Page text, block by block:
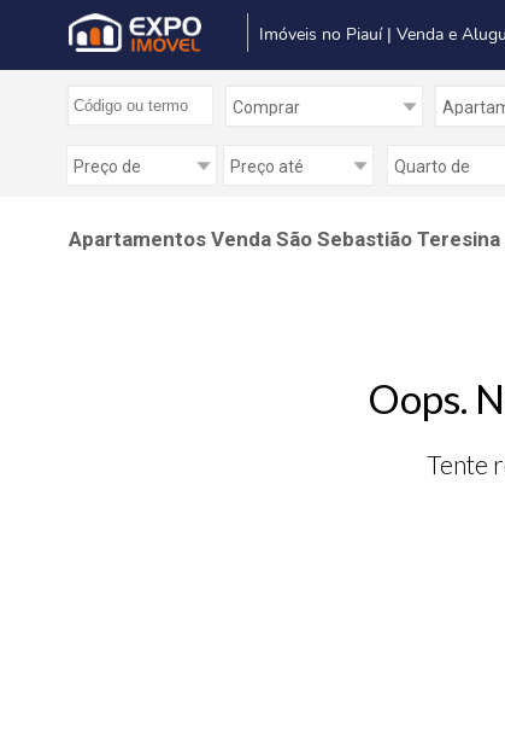
Imóveis no Piauí | Venda e
Apartamentos Venda São Sebastião Teresina
Oops.
Tente